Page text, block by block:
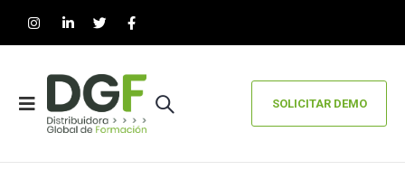
SOLICITAR DEMO